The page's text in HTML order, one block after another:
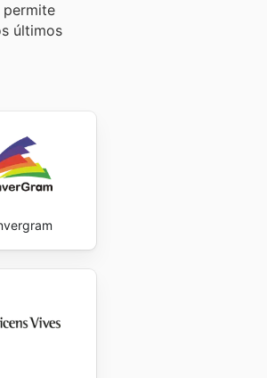
permite
últimos